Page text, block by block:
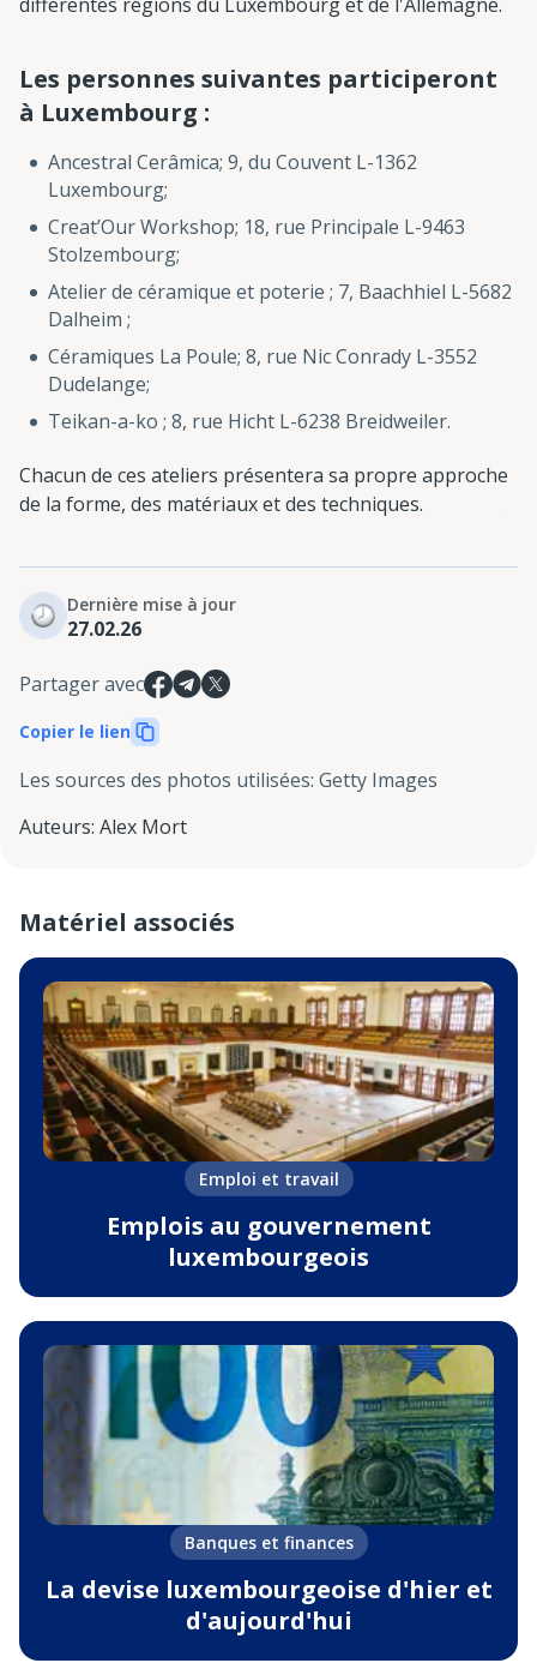
Les personnes suivantes participeront
à Luxembourg :
Ancestral Cerâmica; 9, du Couvent L-1362
Luxembourg;
Creat’Our Workshop; 18, rue Principale L-9463
Stolzembourg;
Atelier de céramique et poterie ; 7, Baachhiel L-5682
Dalheim ;
Céramiques La Poule; 8, rue Nic Conrady L-3552
Dudelange;
Teikan-a-ko ; 8, rue Hicht L-6238 Breidweiler.
Chacun de ces ateliers présentera sa propre approche
de la forme, des matériaux et des techniques.
Dernière mise à jour
27.02.26
Partager avec
Copier le lien
Les sources des photos utilisées: Getty Images
Auteurs: Alex Mort
Matériel associés
Emploi et travail
Emplois au gouvernement
luxembourgeois
Banques et finances
La devise luxembourgeoise d'hier et
d'aujourd'hui